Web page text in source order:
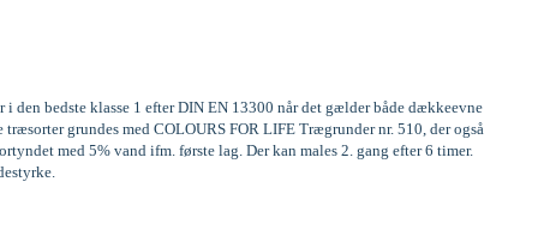
bedste klasse 1 efter DIN EN 13300 når det gælder både dækkeevne
grundes med COLOURS FOR LIFE Trægrunder nr. 510, der også
med 5% vand ifm. første lag. Der kan males 2. gang efter 6 timer.